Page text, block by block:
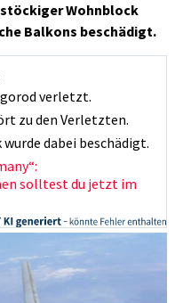
Wohnblock
Balkons beschädigt.
verletzt.
zu den Verletzten.
dabei beschädigt.
solltest du jetzt im